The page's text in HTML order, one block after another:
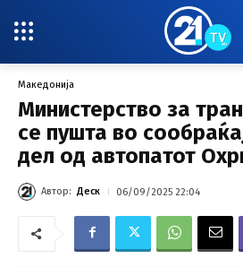
Македонија
Министерство за
се пушта во
дел од автопатот
Автор: Деск 06/09/2025 22:04